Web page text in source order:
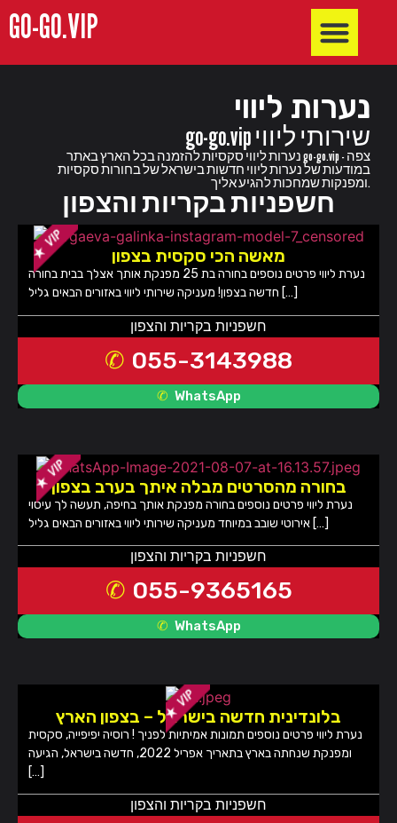
GO-GO.VIP
נערות ליווי
go-go.vip שירותי ליווי
נערות ליווי סקסיות להזמנה בכל הארץ באתר go-go.vip - צפה
במודעות של נערות ליווי חדשות בישראל של בחורות סקסיות
חשפניות בקריות והצפון
מאשה הכי סקסית בצפון
נערת ליווי פרטים נוספים בחורה בת 25 מפנקת אותך אצלך בבית בחורה
חדשה בצפון! מעניקה שירותי ליווי באזורים הבאים גליל […]
חשפניות בקריות והצפון
055-3143988
WhatsApp
בחורה מהסרטים מבלה איתך בערב בצפון
נערת ליווי פרטים נוספים בחורה מפנקת אותך בחיפה, תעשה לך עיסוי
אירוטי שובב במיוחד מעניקה שירותי ליווי באזורים הבאים גליל […]
חשפניות בקריות והצפון
055-9365165
WhatsApp
בלונדינית חדשה בישראל – בצפון הארץ
נערת ליווי פרטים נוספים תמונות אמיתיות לפניך ! רוסיה יפיפייה, סקסית
ומפנקת שנחתה בארץ בתאריך אפריל 2022, חדשה בישראל, הגיעה
[…]
חשפניות בקריות והצפון